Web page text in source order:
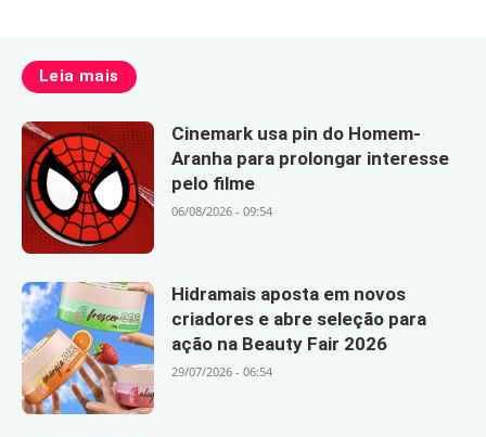
Leia mais
Cinemark usa pin do Homem-
Aranha para prolongar interesse
pelo filme
06/08/2026 - 09:54
Hidramais aposta em novos
criadores e abre seleção para
ação na Beauty Fair 2026
29/07/2026 - 06:54